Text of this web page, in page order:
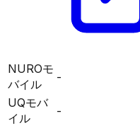
NUROモ
バイル
-
UQモバ
イル
-